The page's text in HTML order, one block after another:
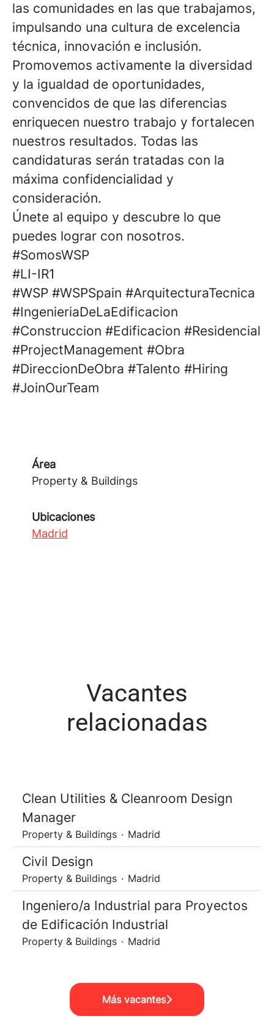
las comunidades en las que trabajamos,
impulsando una cultura de excelencia
técnica, innovación e inclusión.
Promovemos activamente la diversidad
y la igualdad de oportunidades,
convencidos de que las diferencias
enriquecen nuestro trabajo y fortalecen
nuestros resultados. Todas las
candidaturas serán tratadas con la
máxima confidencialidad y
consideración.
Únete al equipo y descubre lo que
puedes lograr con nosotros.
#SomosWSP
#LI-IR1
#WSP #WSPSpain #ArquitecturaTecnica
#IngenieriaDeLaEdificacion
#Construccion #Edificacion #Residencial
#ProjectManagement #Obra
#DireccionDeObra #Talento #Hiring
#JoinOurTeam
Área
Property & Buildings
Ubicaciones
Madrid
Vacantes
relacionadas
Clean Utilities & Cleanroom Design
Manager
Property & Buildings · Madrid
Civil Design
Property & Buildings · Madrid
Ingeniero/a Industrial para Proyectos
de Edificación Industrial
Property & Buildings · Madrid
Más vacantes